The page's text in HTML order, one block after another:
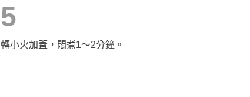
5
轉小火加蓋，悶煮1〜2分鐘。